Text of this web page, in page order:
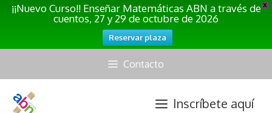
X
¡¡Nuevo Curso!! Enseñar Matemáticas ABN a través de
cuentos, 27 y 29 de octubre de 2026
Reservar plaza
contenido
Contacto
Inscríbete aquí